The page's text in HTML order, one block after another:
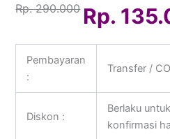
Rp. 290.000 Rp.
Pembayaran
:
Transfer /
Diskon :
Berlaku
konfirmasi